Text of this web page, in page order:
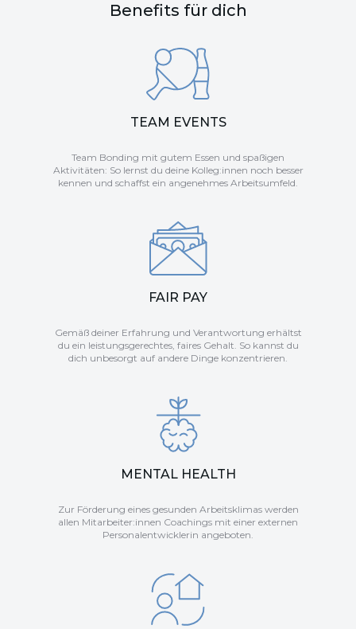
Benefits für dich
TEAM EVENTS
Team Bonding mit gutem Essen und spaßigen
Aktivitäten: So lernst du deine Kolleg:innen noch besser
kennen und schaffst ein angenehmes Arbeitsumfeld.
FAIR PAY
Gemäß deiner Erfahrung und Verantwortung erhältst
du ein leistungsgerechtes, faires Gehalt. So kannst du
dich unbesorgt auf andere Dinge konzentrieren.
MENTAL HEALTH
Zur Förderung eines gesunden Arbeitsklimas werden
allen Mitarbeiter:innen Coachings mit einer externen
Personalentwicklerin angeboten.